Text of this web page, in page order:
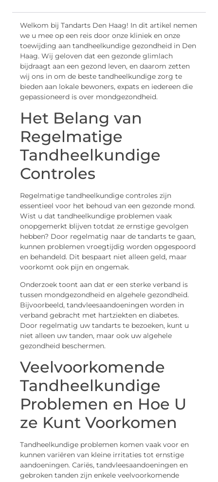
Welkom bij Tandarts Den Haag! In dit artikel nemen
we u mee op een reis door onze kliniek en onze
toewijding aan tandheelkundige gezondheid in Den
Haag. Wij geloven dat een gezonde glimlach
bijdraagt aan een gezond leven, en daarom zetten
wij ons in om de beste tandheelkundige zorg te
bieden aan lokale bewoners, expats en iedereen die
gepassioneerd is over mondgezondheid.
Het Belang van
Regelmatige
Tandheelkundige
Controles
Regelmatige tandheelkundige controles zijn
essentieel voor het behoud van een gezonde mond.
Wist u dat tandheelkundige problemen vaak
onopgemerkt blijven totdat ze ernstige gevolgen
hebben? Door regelmatig naar de tandarts te gaan,
kunnen problemen vroegtijdig worden opgespoord
en behandeld. Dit bespaart niet alleen geld, maar
voorkomt ook pijn en ongemak.
Onderzoek toont aan dat er een sterke verband is
tussen mondgezondheid en algehele gezondheid.
Bijvoorbeeld, tandvleesaandoeningen worden in
verband gebracht met hartziekten en diabetes.
Door regelmatig uw tandarts te bezoeken, kunt u
niet alleen uw tanden, maar ook uw algehele
gezondheid beschermen.
Veelvoorkomende
Tandheelkundige
Problemen en Hoe U
ze Kunt Voorkomen
Tandheelkundige problemen komen vaak voor en
kunnen variëren van kleine irritaties tot ernstige
aandoeningen. Cariës, tandvleesaandoeningen en
gebroken tanden zijn enkele veelvoorkomende